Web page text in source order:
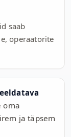
saab
operaatorite
oma
ja täpsem